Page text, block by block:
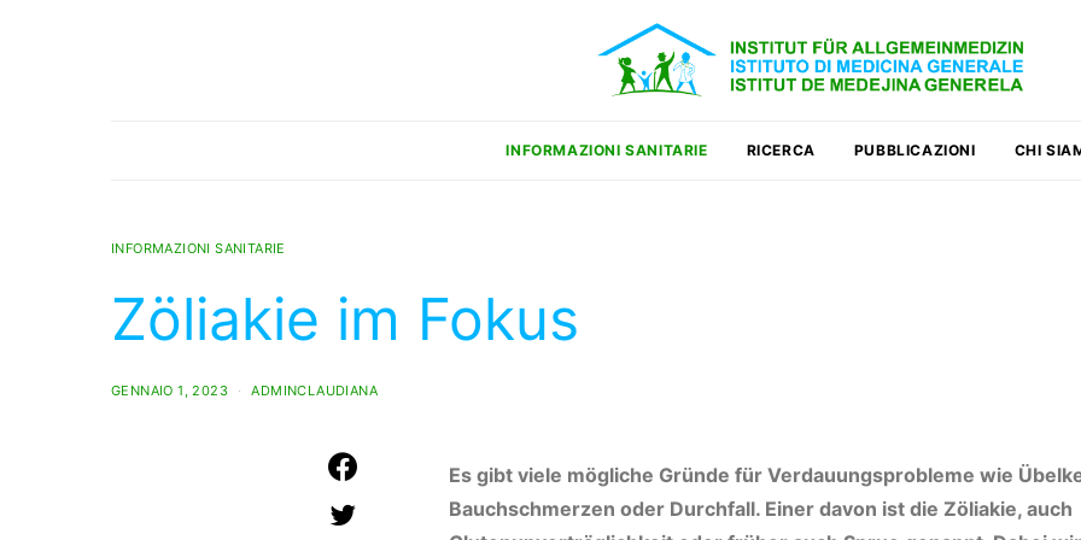
INFORMAZIONI SANITARIE RICERCA PUBBLICAZIONI CHI
INFORMAZIONI SANITARIE
Zöliakie im Fokus
GENNAIO 1, 2023 ADMINCLAUDIANA
Es gibt viele mögliche Gründe für Verdauungsprobleme wie
Bauchschmerzen oder Durchfall. Einer davon ist die Zöliakie, auch